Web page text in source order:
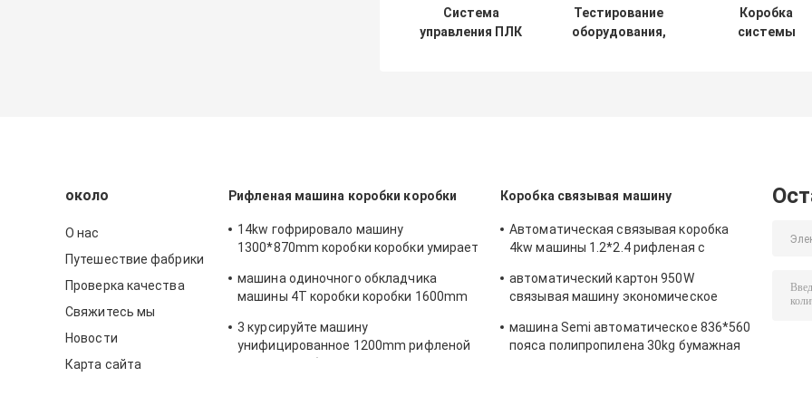
Система
управления ПЛК
Тестирование
оборудования,
Коробка
системы
упаковками
около
О нас
Путешествие фабрики
Проверка качества
Свяжитесь мы
Новости
Карта сайта
Рифленая машина коробки коробки
14kw гофрировало машину
1300*870mm коробки коробки умирает
машина одиночного обкладчика
машины 4T коробки коробки 1600mm
3 курсируйте машину
унифицированное 1200mm рифленой
Коробка связывая машину
Автоматическая связывая коробка
4kw машины 1.2*2.4 рифленая с
автоматический картон 950W
связывая машину экономическое
машина Semi автоматическое 836*560
пояса полипропилена 30kg бумажная